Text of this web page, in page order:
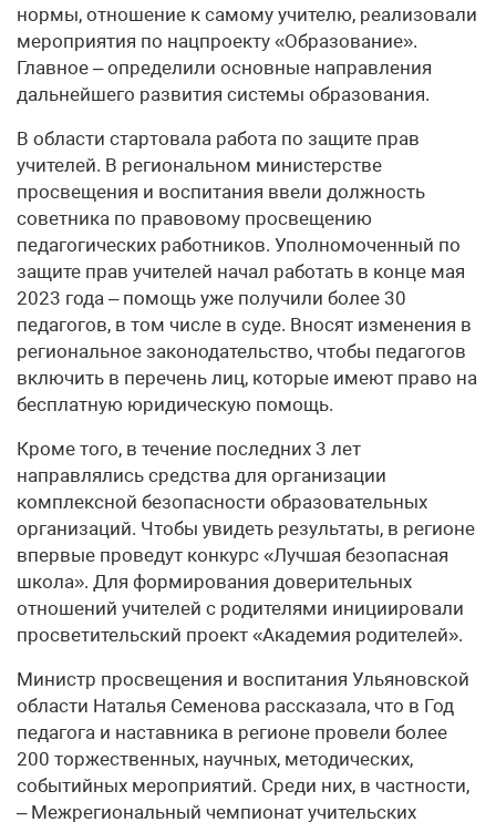
нормы, отношение к самому учителю, реализовали
мероприятия по нацпроекту «Образование».
Главное – определили основные направления
дальнейшего развития системы образования.
В области стартовала работа по защите прав
учителей. В региональном министерстве
просвещения и воспитания ввели должность
советника по правовому просвещению
педагогических работников. Уполномоченный по
защите прав учителей начал работать в конце мая
2023 года – помощь уже получили более 30
педагогов, в том числе в суде. Вносят изменения в
региональное законодательство, чтобы педагогов
включить в перечень лиц, которые имеют право на
бесплатную юридическую помощь.
Кроме того, в течение последних 3 лет
направлялись средства для организации
комплексной безопасности образовательных
организаций. Чтобы увидеть результаты, в регионе
впервые проведут конкурс «Лучшая безопасная
школа». Для формирования доверительных
отношений учителей с родителями инициировали
просветительский проект «Академия родителей».
Министр просвещения и воспитания Ульяновской
области Наталья Семенова рассказала, что в Год
педагога и наставника в регионе провели более
200 торжественных, научных, методических,
событийных мероприятий. Среди них, в частности,
– Межрегиональный чемпионат учительских